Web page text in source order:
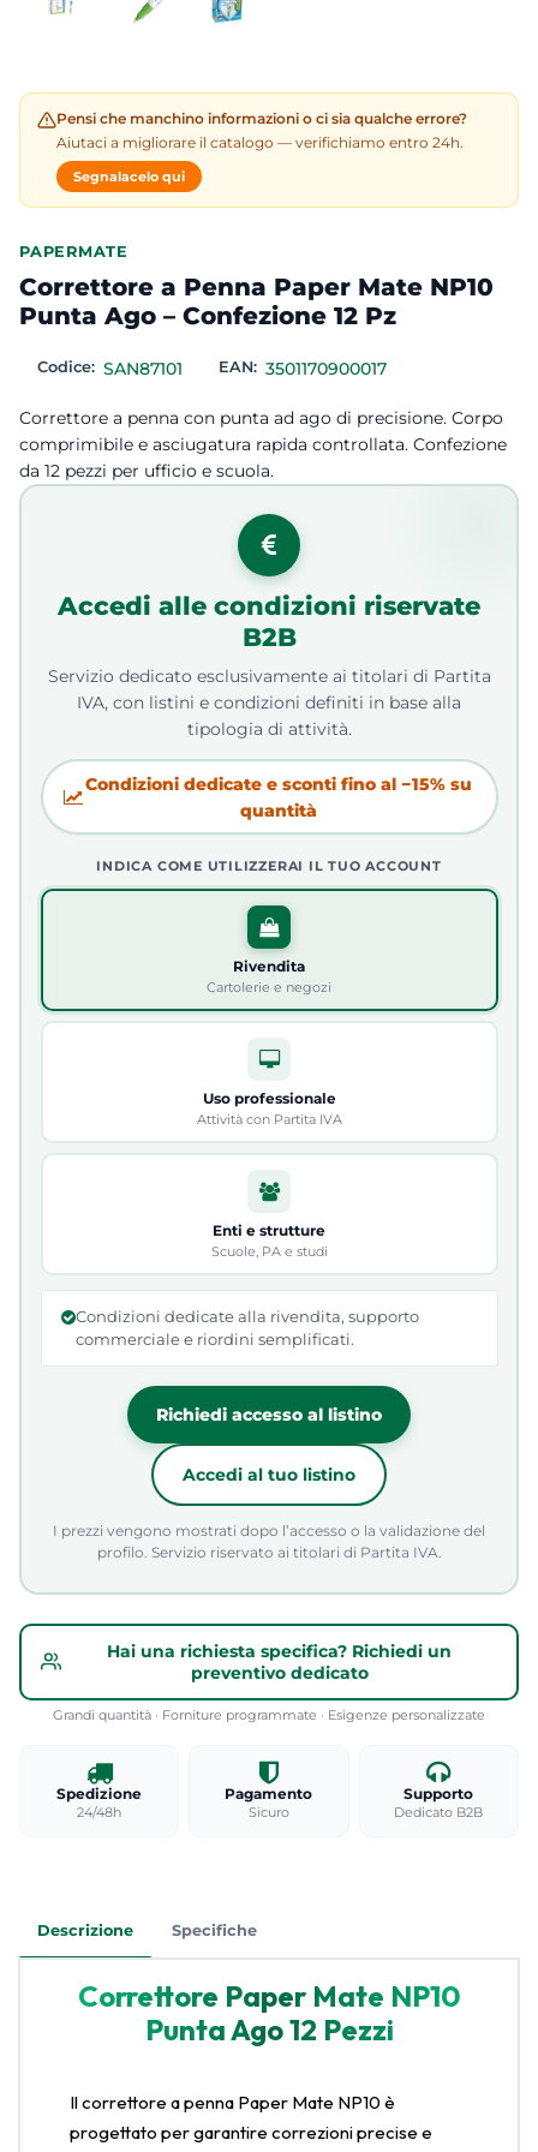
Pensi che manchino informazioni o ci sia qualche errore?
Aiutaci a migliorare il catalogo — verifichiamo entro 24h.
Segnalacelo qui
PAPERMATE
Correttore a Penna Paper Mate NP10
Punta Ago – Confezione 12 Pz
Codice: SAN87101 EAN: 3501170900017
Correttore a penna con punta ad ago di precisione. Corpo
comprimibile e asciugatura rapida controllata. Confezione
da 12 pezzi per ufficio e scuola.
Accedi alle condizioni riservate
B2B
Servizio dedicato esclusivamente ai titolari di Partita
IVA, con listini e condizioni definiti in base alla
tipologia di attività.
Condizioni dedicate e sconti fino al −15% su
quantità
INDICA COME UTILIZZERAI IL TUO ACCOUNT
Rivendita
Cartolerie e negozi
Uso professionale
Attività con Partita IVA
Enti e strutture
Scuole, PA e studi
Condizioni dedicate alla rivendita, supporto
commerciale e riordini semplificati.
Richiedi accesso al listino
Accedi al tuo listino
I prezzi vengono mostrati dopo l’accesso o la validazione del
profilo. Servizio riservato ai titolari di Partita IVA.
Hai una richiesta specifica? Richiedi un
preventivo dedicato
Grandi quantità · Forniture programmate · Esigenze personalizzate
Spedizione
24/48h
Pagamento
Sicuro
Supporto
Dedicato B2B
Descrizione Specifiche
Correttore Paper Mate NP10
Punta Ago 12 Pezzi
Il correttore a penna Paper Mate NP10 è
progettato per garantire correzioni precise e